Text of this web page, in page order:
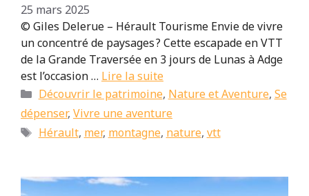
25 mars 2025
© Giles Delerue – Hérault Tourisme Envie de vivre
un concentré de paysages ? Cette escapade en VTT
de la Grande Traversée en 3 jours de Lunas à Adge
est l’occasion … Lire la suite
Catégories
Découvrir le patrimoine, Nature et Aventure, Se
dépenser, Vivre une aventure
Étiquettes
Hérault, mer, montagne, nature, vtt